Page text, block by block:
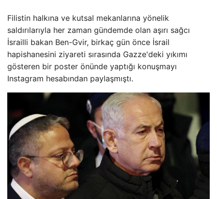
Filistin halkına ve kutsal mekanlarına yönelik
saldırılarıyla her zaman gündemde olan aşırı sağcı
İsrailli bakan Ben-Gvir, birkaç gün önce İsrail
hapishanesini ziyareti sırasında Gazze'deki yıkımı
gösteren bir poster önünde yaptığı konuşmayı
Instagram hesabından paylaşmıştı.